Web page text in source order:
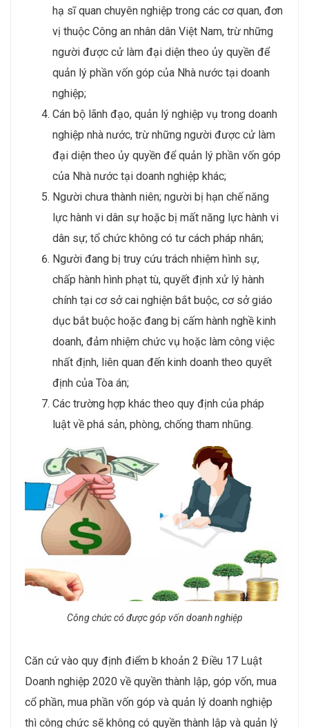
hạ sĩ quan chuyên nghiệp trong các cơ quan, đơn
vị thuộc Công an nhân dân Việt Nam, trừ những
người được cử làm đại diện theo ủy quyền để
quản lý phần vốn góp của Nhà nước tại doanh
nghiệp;
Cán bộ lãnh đạo, quản lý nghiệp vụ trong doanh
nghiệp nhà nước, trừ những người được cử làm
đại diện theo ủy quyền để quản lý phần vốn góp
của Nhà nước tại doanh nghiệp khác;
Người chưa thành niên; người bị hạn chế năng
lực hành vi dân sự hoặc bị mất năng lực hành vi
dân sự; tổ chức không có tư cách pháp nhân;
Người đang bị truy cứu trách nhiệm hình sự,
chấp hành hình phạt tù, quyết định xử lý hành
chính tại cơ sở cai nghiện bắt buộc, cơ sở giáo
dục bắt buộc hoặc đang bị cấm hành nghề kinh
doanh, đảm nhiệm chức vụ hoặc làm công việc
nhất định, liên quan đến kinh doanh theo quyết
định của Tòa án;
Các trường hợp khác theo quy định của pháp
luật về phá sản, phòng, chống tham nhũng.
Công chức có được góp vốn doanh nghiệp
Căn cứ vào quy định điểm b khoản 2 Điều 17 Luật
Doanh nghiệp 2020 về quyền thành lập, góp vốn, mua
cổ phần, mua phần vốn góp và quản lý doanh nghiệp
thì công chức sẽ không có quyền thành lập và quản lý